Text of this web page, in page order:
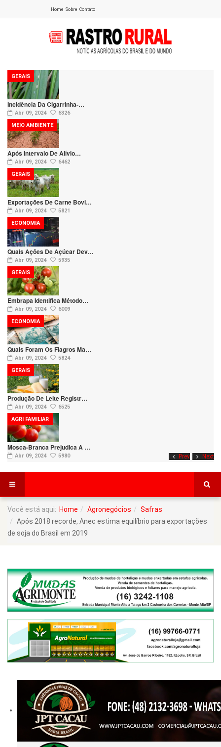
Home Sobre Contato
Prev Next
Incidência Da Cigarrinha-…
Abr 09, 2024 6326
GERAIS
Após Intervalo De Alívio…
Abr 09, 2024 6462
MEIO AMBIENTE
Exportações De Carne Bovi…
Abr 09, 2024 5821
GERAIS
Quais Ações De Açúcar Dev…
Abr 09, 2024 5935
ECONOMIA
Embrapa Identifica Método…
Abr 09, 2024 6009
GERAIS
Quais Foram Os Fiagros Ma…
Abr 09, 2024 5824
ECONOMIA
Produção De Leite Registr…
Abr 09, 2024 6525
GERAIS
Mosca-Branca Prejudica A …
Abr 09, 2024 5980
AGRI FAMILIAR
Você está aqui: Home Agronegócios
Safras
Após 2018 recorde, Anec estima equilíbrio para exportações
de soja do Brasil em 2019